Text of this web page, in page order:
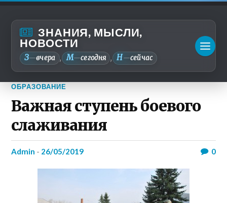
ЗНАНИЯ, МЫСЛИ,
НОВОСТИ
З—вчера , М—сегодня , Н—сейчас
ОБРАЗОВАНИЕ
Важная ступень боевого
слаживания
admin - 26/05/2019 0